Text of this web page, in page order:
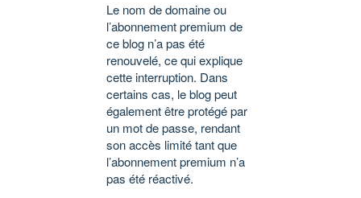
Le nom de domaine ou
l’abonnement premium de
ce blog n’a pas été
renouvelé, ce qui explique
cette interruption. Dans
certains cas, le blog peut
également être protégé par
un mot de passe, rendant
son accès limité tant que
l’abonnement premium n’a
pas été réactivé.